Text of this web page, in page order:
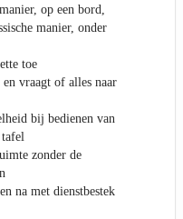
op een bord,
manier, onder
toe
en vraagt of alles naar
bij bedienen van
tafel
zonder de
na met dienstbestek